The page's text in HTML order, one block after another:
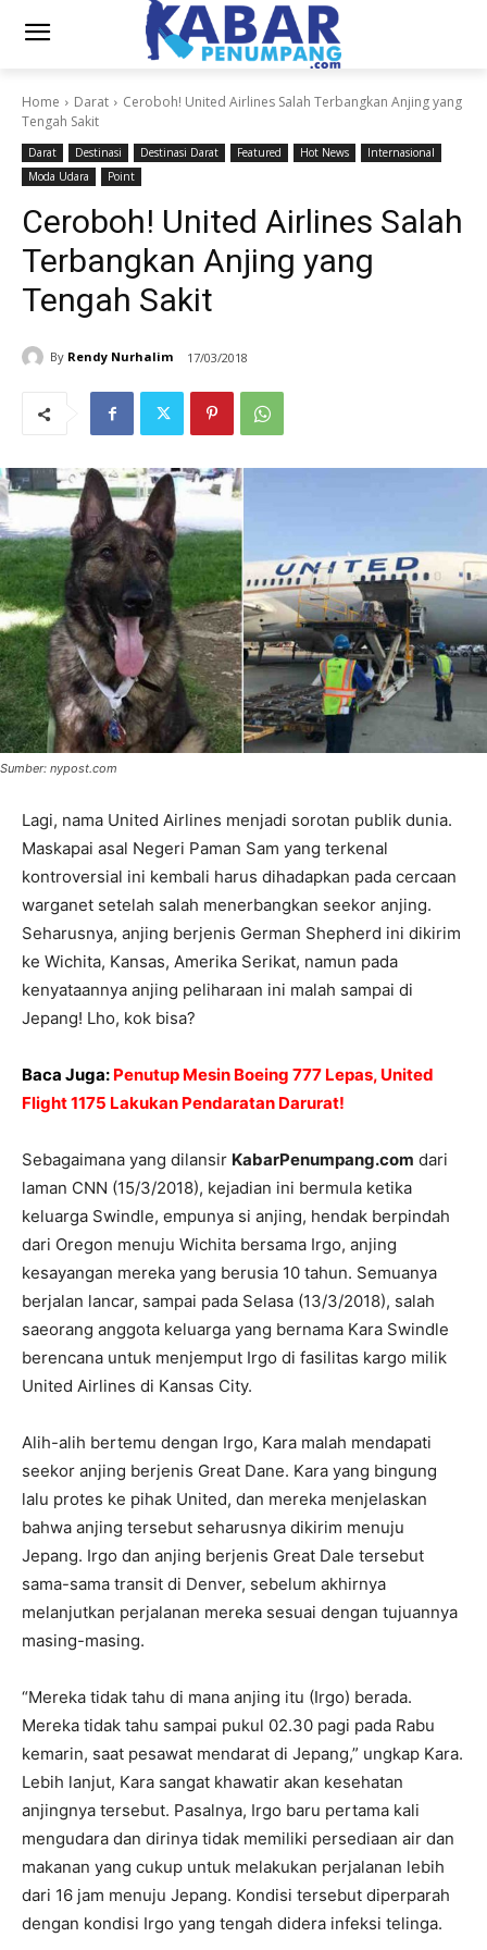
Home Darat
Ceroboh! United Airlines Salah Terbangkan Anjing yang
Tengah Sakit
Darat Destinasi Destinasi Darat Featured Hot News
Internasional
Moda Udara
Point
Ceroboh! United Airlines Salah
Terbangkan Anjing yang
Tengah Sakit
By Rendy Nurhalim 17/03/2018
Sumber: nypost.com
Lagi, nama United Airlines menjadi sorotan publik dunia.
Maskapai asal Negeri Paman Sam yang terkenal
kontroversial ini kembali harus dihadapkan pada cercaan
warganet setelah salah menerbangkan seekor anjing.
Seharusnya, anjing berjenis German Shepherd ini dikirim
ke Wichita, Kansas, Amerika Serikat, namun pada
kenyataannya anjing peliharaan ini malah sampai di
Jepang! Lho, kok bisa?
Baca Juga: Penutup Mesin Boeing 777 Lepas, United
Flight 1175 Lakukan Pendaratan Darurat!
Sebagaimana yang dilansir KabarPenumpang.com dari
laman CNN (15/3/2018), kejadian ini bermula ketika
keluarga Swindle, empunya si anjing, hendak berpindah
dari Oregon menuju Wichita bersama Irgo, anjing
kesayangan mereka yang berusia 10 tahun. Semuanya
berjalan lancar, sampai pada Selasa (13/3/2018), salah
saeorang anggota keluarga yang bernama Kara Swindle
berencana untuk menjemput Irgo di fasilitas kargo milik
United Airlines di Kansas City.
Alih-alih bertemu dengan Irgo, Kara malah mendapati
seekor anjing berjenis Great Dane. Kara yang bingung
lalu protes ke pihak United, dan mereka menjelaskan
bahwa anjing tersebut seharusnya dikirim menuju
Jepang. Irgo dan anjing berjenis Great Dale tersebut
sama-sama transit di Denver, sebelum akhirnya
melanjutkan perjalanan mereka sesuai dengan tujuannya
masing-masing.
“Mereka tidak tahu di mana anjing itu (Irgo) berada.
Mereka tidak tahu sampai pukul 02.30 pagi pada Rabu
kemarin, saat pesawat mendarat di Jepang,” ungkap Kara.
Lebih lanjut, Kara sangat khawatir akan kesehatan
anjingnya tersebut. Pasalnya, Irgo baru pertama kali
mengudara dan dirinya tidak memiliki persediaan air dan
makanan yang cukup untuk melakukan perjalanan lebih
dari 16 jam menuju Jepang. Kondisi tersebut diperparah
dengan kondisi Irgo yang tengah didera infeksi telinga.